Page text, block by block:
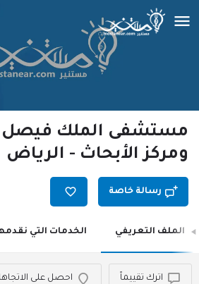
مستشفى الملك
ومركز الأبحاث - الرياض
رسالة خاصة
الملف التعريفي الخدمات التي
اترك تقييماً احصل على